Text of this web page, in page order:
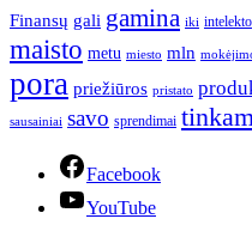
Finansų gali gamina iki intelekto
maisto metu miesto mln
pora priežiūros pristato
sausainiai savo sprendimai
Facebook
YouTube